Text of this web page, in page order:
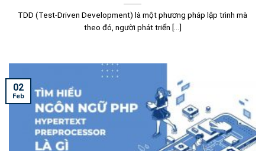
TDD (Test-Driven Development) là một phương pháp lập trình mà
theo đó, người phát triển [...]
02
Feb